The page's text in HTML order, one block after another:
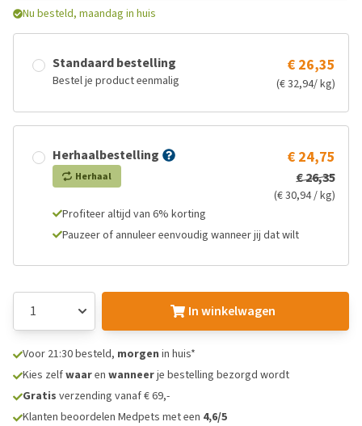
Nu besteld, maandag in huis
Standaard bestelling
Bestel je product eenmalig
€ 26,35
(€ 32,94/ kg)
Herhaalbestelling
Herhaal
€ 24,75
€ 26,35
(€ 30,94 / kg)
Profiteer altijd van 6% korting
Pauzeer of annuleer eenvoudig wanneer jij dat wilt
In winkelwagen
Voor 21:30 besteld, morgen in huis*
Kies zelfwaaren wanneerje bestelling bezorgd wordt
Gratis verzending vanaf € 69,-
Klanten beoordelen Medpets met een 4,6/5